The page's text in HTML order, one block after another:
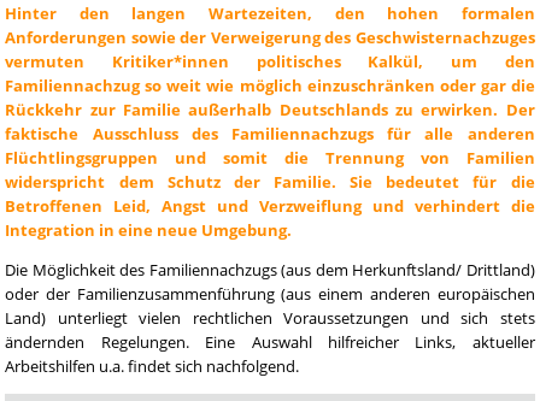
Hinter den langen Wartezeiten, den hohen formalen
Anforderungen sowie der Verweigerung des Geschwisternachzuges
vermuten Kritiker*innen politisches Kalkül, um den
Familiennachzug so weit wie möglich einzuschränken oder gar die
Rückkehr zur Familie außerhalb Deutschlands zu erwirken. Der
faktische Ausschluss des Familiennachzugs für alle anderen
Flüchtlingsgruppen und somit die Trennung von Familien
widerspricht dem Schutz der Familie. Sie bedeutet für die
Betroffenen Leid, Angst und Verzweiflung und verhindert die
Integration in eine neue Umgebung.
Die Möglichkeit des Familiennachzugs (aus dem Herkunftsland/ Drittland)
oder der Familienzusammenführung (aus einem anderen europäischen
Land) unterliegt vielen rechtlichen Voraussetzungen und sich stets
ändernden Regelungen. Eine Auswahl hilfreicher Links, aktueller
Arbeitshilfen u.a. findet sich nachfolgend.